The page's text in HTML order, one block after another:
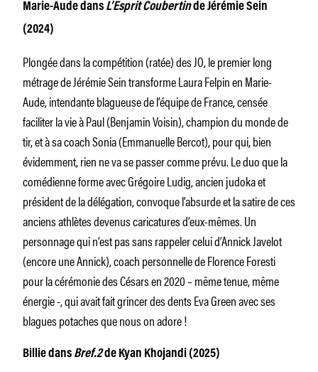
Marie-Aude dans L’Esprit Coubertinde Jérémie Sein
(2024)
Plongée dans la compétition (ratée) des JO, le premier long
métrage de Jérémie Sein transforme Laura Felpin en Marie-
Aude, intendante blagueuse de l’équipe de France, censée
faciliter la vie à Paul (Benjamin Voisin), champion du monde de
tir, et à sa coach Sonia (Emmanuelle Bercot), pour qui, bien
évidemment, rien ne va se passer comme prévu. Le duo que la
comédienne forme avec Grégoire Ludig, ancien judoka et
président de la délégation, convoque l’absurde et la satire de ces
anciens athlètes devenus caricatures d’eux-mêmes. Un
personnage qui n’est pas sans rappeler celui d’Annick Javelot
(encore une Annick), coach personnelle de Florence Foresti
pour la cérémonie des Césars en 2020 – même tenue, même
énergie -, qui avait fait grincer des dents Eva Green avec ses
blagues potaches que nous on adore !
Billie dans Bref.2de Kyan Khojandi (2025)